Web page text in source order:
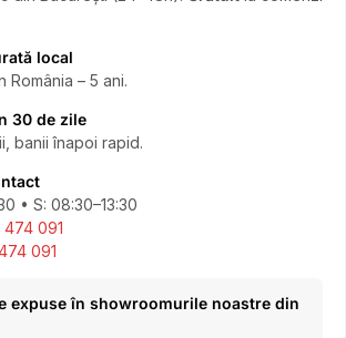
local
România – 5 ani.
30 de zile
banii înapoi rapid.
• S: 08:30–13:30
091
091
expuse în showroomurile noastre din